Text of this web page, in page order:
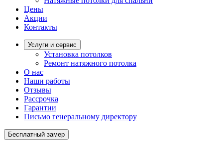
Цены
Акции
Контакты
Услуги и сервис
Установка потолков
Ремонт натяжного потолка
О нас
Наши работы
Отзывы
Рассрочка
Гарантии
Письмо генеральному директору
Бесплатный замер